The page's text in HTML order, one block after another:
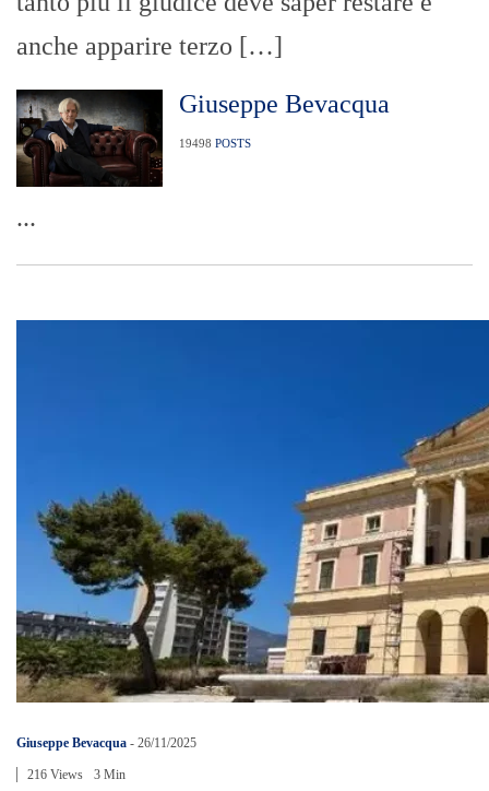
anche apparire terzo […]
Giuseppe Bevacqua
19498 POSTS
...
Giuseppe Bevacqua - 26/11/2025
216 Views 3 Min